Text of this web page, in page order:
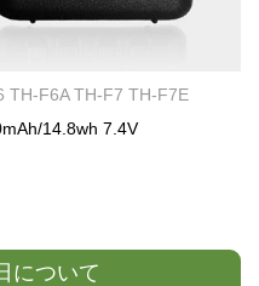
TH-F6A TH-F7 TH-F7E
14.8wh 7.4V
について